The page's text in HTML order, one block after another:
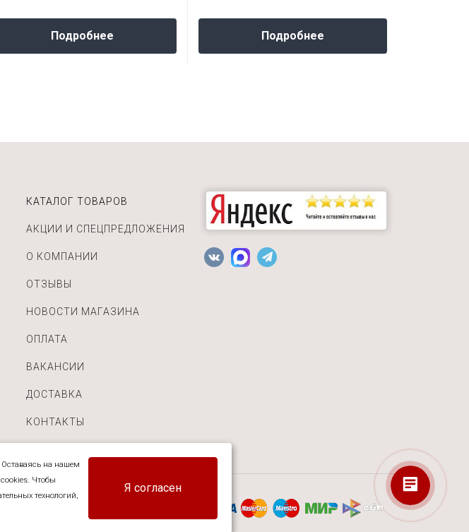
Екатерина
Напишите мне, если у вас появятся
Подробнее Подробнее
КАТАЛОГ ТОВАРОВ
АКЦИИ И СПЕЦПРЕДЛОЖЕНИЯ
О КОМПАНИИ
ОТЗЫВЫ
НОВОСТИ МАГАЗИНА
ОПЛАТА
ВАКАНСИИ
ДОСТАВКА
КОНТАКТЫ
на нашем
Чтобы
технологий,
Я согласен